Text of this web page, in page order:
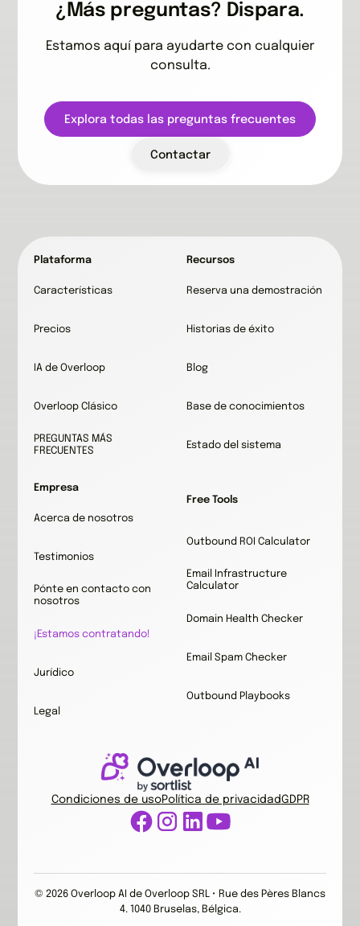
¿Más preguntas? Dispara.
Estamos aquí para ayudarte con cualquier
consulta.
Explora todas las preguntas frecuentes
Contactar
Plataforma
Características
Precios
IA de Overloop
Overloop Clásico
PREGUNTAS MÁS
FRECUENTES
Recursos
Reserva una demostración
Historias de éxito
Blog
Base de conocimientos
Estado del sistema
Empresa
Acerca de nosotros
Testimonios
Pónte en contacto con
nosotros
¡Estamos contratando!
Jurídico
Legal
Free Tools
Outbound ROI Calculator
Email Infrastructure
Calculator
Domain Health Checker
Email Spam Checker
Outbound Playbooks
Condiciones de usoPolítica de privacidadGDPR
© 2026 Overloop AI de Overloop SRL • Rue des Pères Blancs
4. 1040 Bruselas, Bélgica.